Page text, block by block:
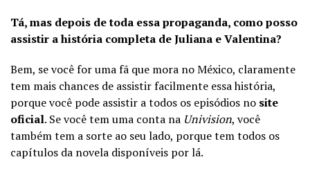
Tá, mas depois de toda essa propaganda, como posso
assistir a história completa de Juliana e Valentina?
Bem, se você for uma fã que mora no México, claramente
tem mais chances de assistir facilmente essa história,
porque você pode assistir a todos os episódios no site
oficial. Se você tem uma conta na Univision, você
também tem a sorte ao seu lado, porque tem todos os
capítulos da novela disponíveis por lá.